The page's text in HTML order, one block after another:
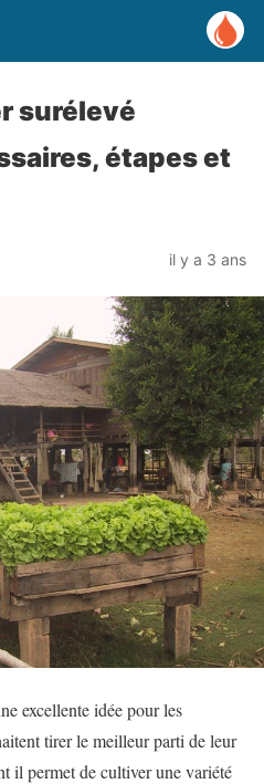
surélevé
étapes et
il y a 3 ans
excellente idée pour les
tirer le meilleur parti de leur
il permet de cultiver une variété